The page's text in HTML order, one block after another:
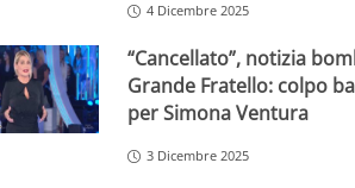
4 Dicembre 2025
“Cancellato”, notizia
Grande Fratello: colpo
per Simona Ventura
3 Dicembre 2025